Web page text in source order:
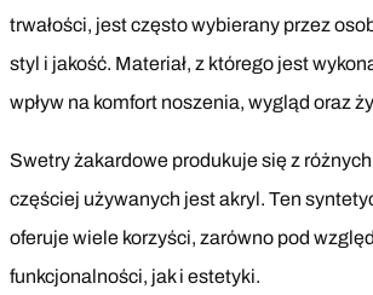
trwałości, jest często wybierany przez
styl i jakość. Materiał, z którego jest
wpływ na komfort noszenia, wygląd oraz
Swetry żakardowe produkuje się z
częściej używanych jest akryl. Ten
oferuje wiele korzyści, zarówno pod
funkcjonalności, jak i estetyki.